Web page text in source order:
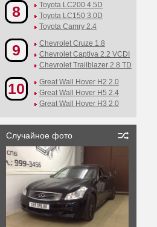
8
Toyota LC200 4.5D
Toyota LC150 3.0D
Toyota Camry 2.4
9
Chevrolet Cruze 1.8
Chevrolet Captiva 2.2 VCDI
Chevrolet Trailblazer 2.8 TD
10
Great Wall Hover H2 2.0
Great Wall Hover H5 2.4
Great Wall Hover H3 2.0
Случайное фото